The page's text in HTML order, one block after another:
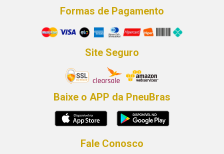
Formas de Pagamento
Site Seguro
Baixe o APP da PneuBras
Fale Conosco